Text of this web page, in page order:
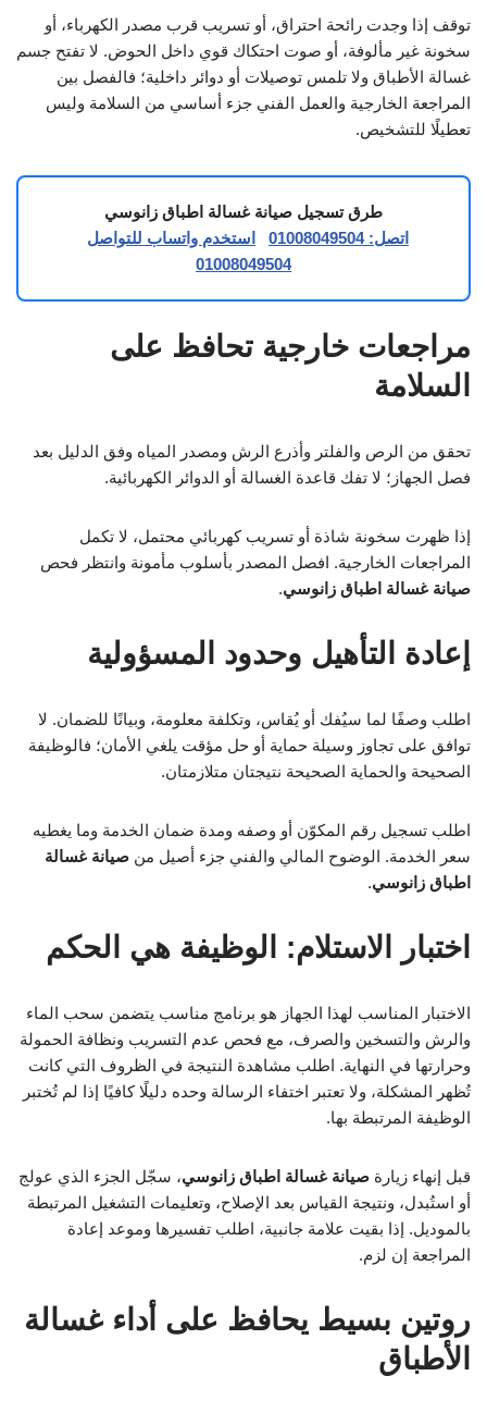
توقف إذا وجدت رائحة احتراق، أو تسريب قرب مصدر الكهرباء، أو
سخونة غير مألوفة، أو صوت احتكاك قوي داخل الحوض. لا تفتح جسم
غسالة الأطباق ولا تلمس توصيلات أو دوائر داخلية؛ فالفصل بين
المراجعة الخارجية والعمل الفني جزء أساسي من السلامة وليس
تعطيلًا للتشخيص.
طرق تسجيل صيانة غسالة اطباق زانوسي
اتصل: 01008049504
استخدم واتساب للتواصل
01008049504
مراجعات خارجية تحافظ على
السلامة
تحقق من الرص والفلتر وأذرع الرش ومصدر المياه وفق الدليل بعد
فصل الجهاز؛ لا تفك قاعدة الغسالة أو الدوائر الكهربائية.
إذا ظهرت سخونة شاذة أو تسريب كهربائي محتمل، لا تكمل
المراجعات الخارجية. افصل المصدر بأسلوب مأمونة وانتظر فحص
صيانة غسالة اطباق زانوسي.
إعادة التأهيل وحدود المسؤولية
اطلب وصفًا لما سيُفك أو يُقاس، وتكلفة معلومة، وبيانًا للضمان. لا
توافق على تجاوز وسيلة حماية أو حل مؤقت يلغي الأمان؛ فالوظيفة
الصحيحة والحماية الصحيحة نتيجتان متلازمتان.
اطلب تسجيل رقم المكوّن أو وصفه ومدة ضمان الخدمة وما يغطيه
سعر الخدمة. الوضوح المالي والفني جزء أصيل من صيانة غسالة
اطباق زانوسي.
اختبار الاستلام: الوظيفة هي الحكم
الاختبار المناسب لهذا الجهاز هو برنامج مناسب يتضمن سحب الماء
والرش والتسخين والصرف، مع فحص عدم التسريب ونظافة الحمولة
وحرارتها في النهاية. اطلب مشاهدة النتيجة في الظروف التي كانت
تُظهر المشكلة، ولا تعتبر اختفاء الرسالة وحده دليلًا كافيًا إذا لم تُختبر
الوظيفة المرتبطة بها.
قبل إنهاء زيارة صيانة غسالة اطباق زانوسي، سجّل الجزء الذي عولج
أو استُبدل، ونتيجة القياس بعد الإصلاح، وتعليمات التشغيل المرتبطة
بالموديل. إذا بقيت علامة جانبية، اطلب تفسيرها وموعد إعادة
المراجعة إن لزم.
روتين بسيط يحافظ على أداء غسالة
الأطباق